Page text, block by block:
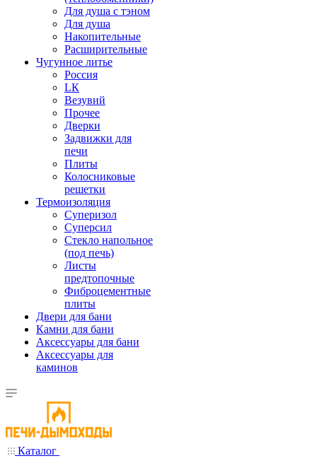
Для душа с тэном
Для душа
Накопительные
Расширительные
Чугунное литье
Россия
LК
Везувий
Прочее
Дверки
Задвижки для
печи
Плиты
Колосниковые
решетки
Термоизоляция
Суперизол
Суперсил
Стекло напольное
(под печь)
Листы
предтопочные
Фиброцементные
плиты
Двери для бани
Камни для бани
Аксессуары для бани
Аксессуары для
каминов
Каталог